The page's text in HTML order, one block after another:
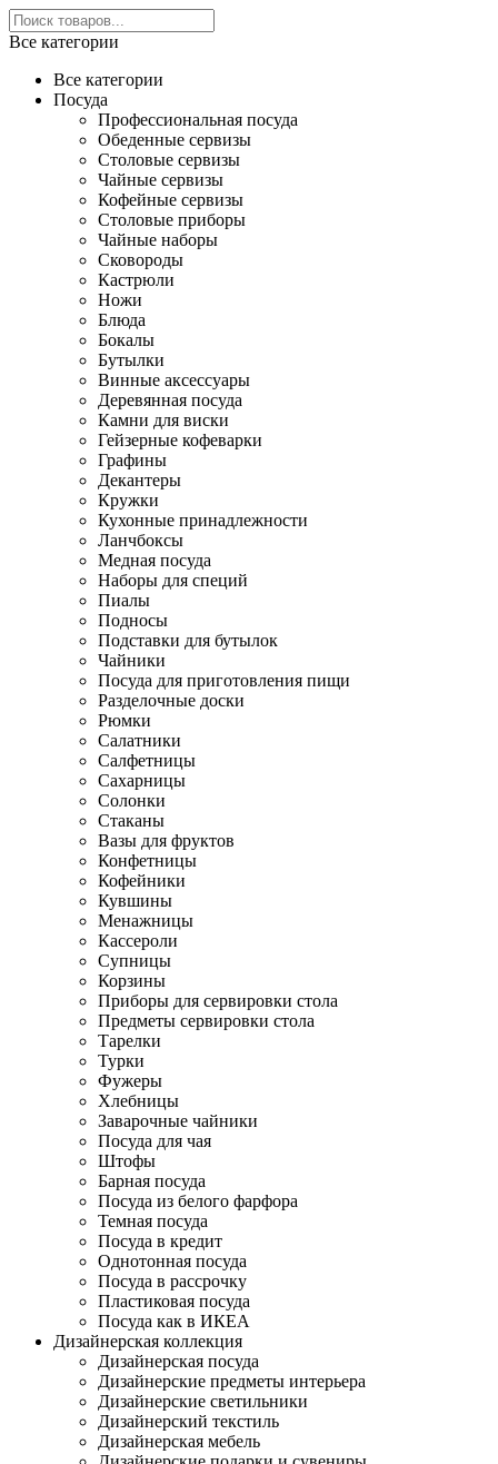
Все категории
Все категории
Посуда
Профессиональная посуда
Обеденные сервизы
Столовые сервизы
Чайные сервизы
Кофейные сервизы
Столовые приборы
Чайные наборы
Сковороды
Кастрюли
Ножи
Блюда
Бокалы
Бутылки
Винные аксессуары
Деревянная посуда
Камни для виски
Гейзерные кофеварки
Графины
Декантеры
Кружки
Кухонные принадлежности
Ланчбоксы
Медная посуда
Наборы для специй
Пиалы
Подносы
Подставки для бутылок
Чайники
Посуда для приготовления пищи
Разделочные доски
Рюмки
Салатники
Салфетницы
Сахарницы
Солонки
Стаканы
Вазы для фруктов
Конфетницы
Кофейники
Кувшины
Менажницы
Кассероли
Супницы
Корзины
Приборы для сервировки стола
Предметы сервировки стола
Тарелки
Турки
Фужеры
Хлебницы
Заварочные чайники
Посуда для чая
Штофы
Барная посуда
Посуда из белого фарфора
Темная посуда
Посуда в кредит
Однотонная посуда
Посуда в рассрочку
Пластиковая посуда
Посуда как в ИКЕА
Дизайнерская коллекция
Дизайнерская посуда
Дизайнерские предметы интерьера
Дизайнерские светильники
Дизайнерский текстиль
Дизайнерская мебель